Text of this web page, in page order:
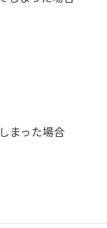
まった場合